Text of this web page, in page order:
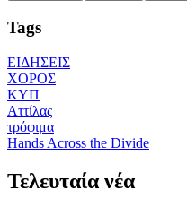
Tags
ΕΙΔΗΣΕΙΣ
ΧΟΡΟΣ
ΚΥΠ
Αττίλας
τρόφιμα
Hands Across the Divide
Τελευταία νέα